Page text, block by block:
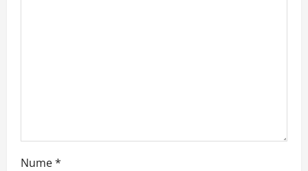
Nume*